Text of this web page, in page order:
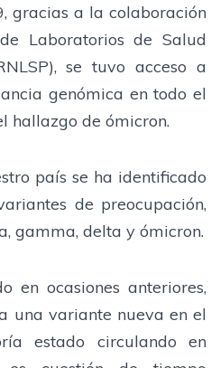
gracias a la colaboración
Laboratorios de Salud
se tuvo acceso a
genómica en todo el
hallazgo de ómicron.
país se ha identificado
de preocupación,
gamma, delta y ómicron.
en ocasiones anteriores,
una variante nueva en el
estado circulando en